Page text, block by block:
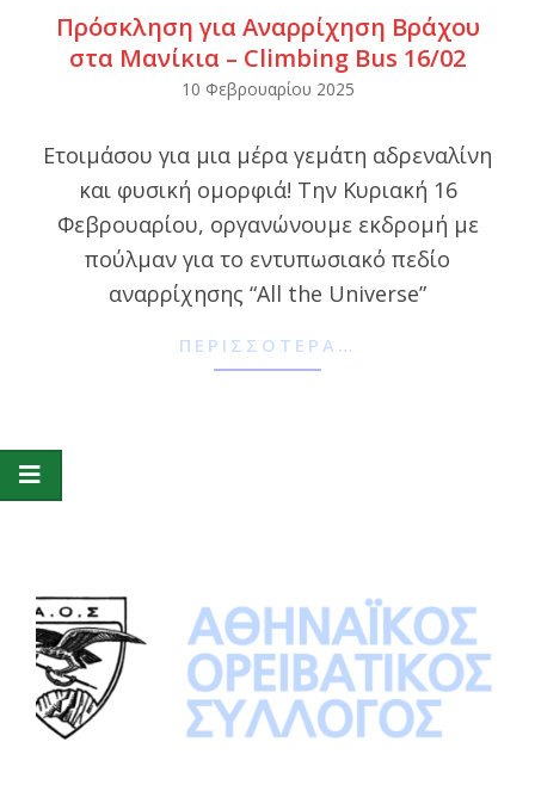
Πρόσκληση για Αναρρίχηση Βράχου
στα Μανίκια – Climbing Bus 16/02
10
10 Φεβρουαρίου 2025
Ετοιμάσου για μια μέρα γεμάτη αδρεναλίνη
και φυσική ομορφιά! Την Κυριακή 16
Φεβρουαρίου, οργανώνουμε εκδρομή με
πούλμαν για το εντυπωσιακό πεδίο
αναρρίχησης “All the Universe”
ΠΕΡΙΣΣΌΤΕΡΑ…